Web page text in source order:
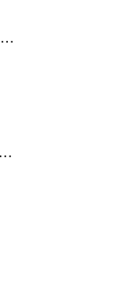
…
…